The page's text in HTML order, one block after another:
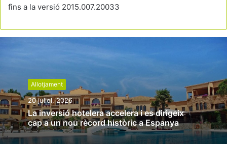
fins a la versió 2015.007.20033
Allotjament
20 juliol, 2026
La inversió hotelera accelera i es dirigeix
cap a un nou rècord històric a Espanya